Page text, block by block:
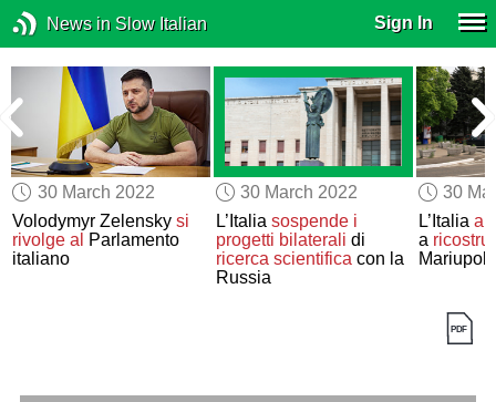
News in Slow Italian Sign In
30 March 2022
Volodymyr Zelenskysi
rivolge al Parlamento
italiano
30 March 2022
L’Italia sospende i
progetti bilaterali di
ricerca scientificacon la
Russia
30
L’Italia
a
Mariupol